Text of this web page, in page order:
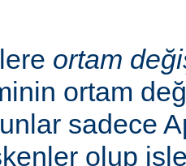
ortam
ortam
sadece
olup